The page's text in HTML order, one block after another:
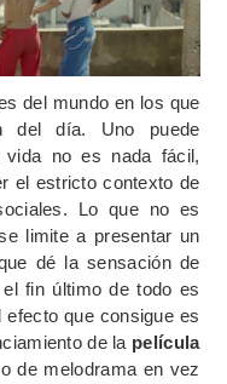
del mundo en los que
del día. Uno puede
vida no es nada fácil,
el estricto contexto de
Lo que no es
limite a presentar un
dé la sensación de
fin último de todo es
que consigue es
de la película
de melodrama en vez